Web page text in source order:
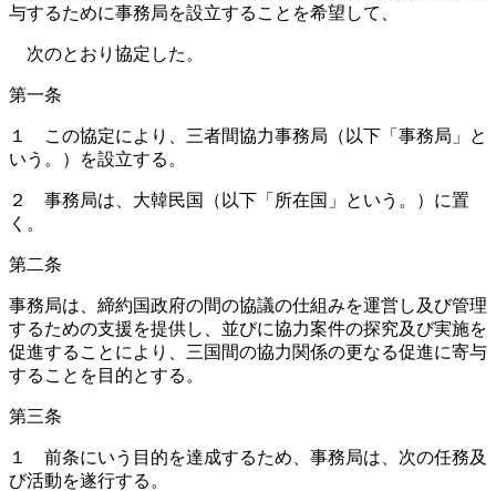
与するために事務局を設立することを希望して、
次のとおり協定した。
第一条
１ この協定により、三者間協力事務局（以下「事務局」と
いう。）を設立する。
２ 事務局は、大韓民国（以下「所在国」という。）に置
く。
第二条
事務局は、締約国政府の間の協議の仕組みを運営し及び管理
するための支援を提供し、並びに協力案件の探究及び実施を
促進することにより、三国間の協力関係の更なる促進に寄与
することを目的とする。
第三条
１ 前条にいう目的を達成するため、事務局は、次の任務及
び活動を遂行する。